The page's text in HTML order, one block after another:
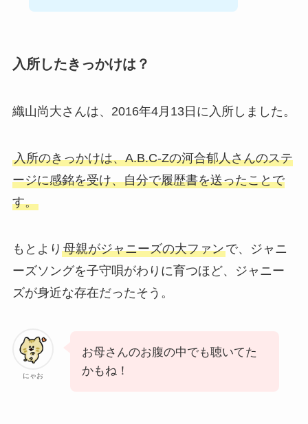
入所したきっかけは？
織山尚大さんは、2016年4月13日に入所しました。
入所のきっかけは、A.B.C-Zの河合郁人さんのステ
ージに感銘を受け、自分で履歴書を送ったことで
す。
もとより 母親がジャニーズの大ファンで、ジャニ
ーズソングを子守唄がわりに育つほど、ジャニー
ズが身近な存在だったそう。
にゃお
お母さんのお腹の中でも聴いてた
かもね！